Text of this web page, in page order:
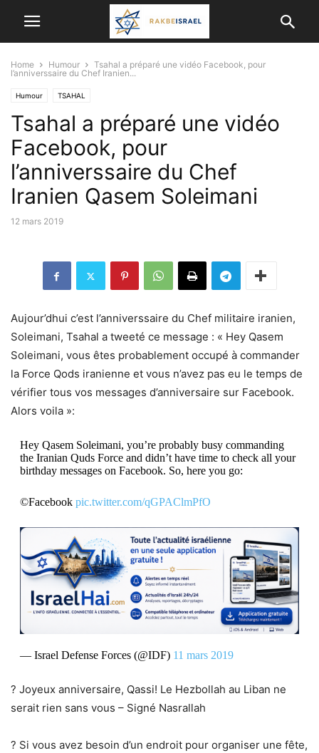
Home Humour
Tsahal a préparé une vidéo Facebook, pour
l’anniverssaire du Chef Iranien...
Humour TSAHAL
Tsahal a préparé une vidéo
Facebook, pour
l’anniverssaire du Chef
Iranien Qasem Soleimani
12 mars 2019
Aujour’dhui c’est l’anniverssaire du Chef militaire iranien,
Soleimani, Tsahal a tweeté ce message : « Hey Qasem
Soleimani, vous êtes probablement occupé à commander
la Force Qods iranienne et vous n’avez pas eu le temps de
vérifier tous vos messages d’anniversaire sur Facebook.
Alors voila »:
Hey Qasem Soleimani, you’re probably busy commanding
the Iranian Quds Force and didn’t have time to check all your
birthday messages on Facebook. So, here you go:
©️Facebook pic.twitter.com/qGPAClmPfO
— Israel Defense Forces (@IDF) 11 mars 2019
? Joyeux anniversaire, Qassi! Le Hezbollah au Liban ne
serait rien sans vous – Signé Nasrallah
? Si vous avez besoin d’un endroit pour organiser une fête,